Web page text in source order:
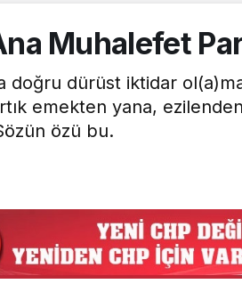
Muhalefet
doğru dürüst iktidar
emekten yana,
özü bu.